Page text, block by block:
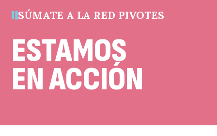
SÚMATE A LA RED PIVOTES
ESTAMOS
EN ACCIÓN